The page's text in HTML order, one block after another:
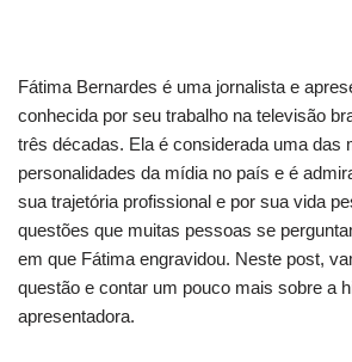
Fátima Bernardes é uma jornalista e
conhecida por seu trabalho na televisão
três décadas. Ela é considerada uma das
personalidades da mídia no país e é
sua trajetória profissional e por sua vida
questões que muitas pessoas se
em que Fátima engravidou. Neste post,
questão e contar um pouco mais sobre a
apresentadora.